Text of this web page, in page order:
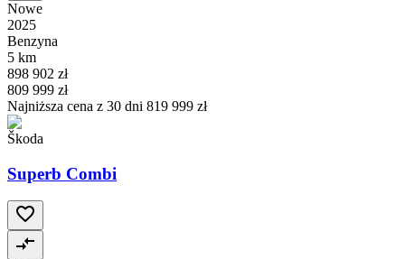
Nowe
2025
Benzyna
5 km
898 902 zł
809 999 zł
Najniższa cena z 30 dni 819 999 zł
Škoda
Superb Combi